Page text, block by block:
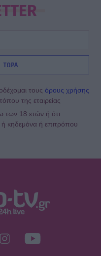
με
ΤΩΡΑ
τους όρους χρήσης
της εταιρείας
των 18 ετών ή ότι
ή κηδεμόνα ή επιτρόπου